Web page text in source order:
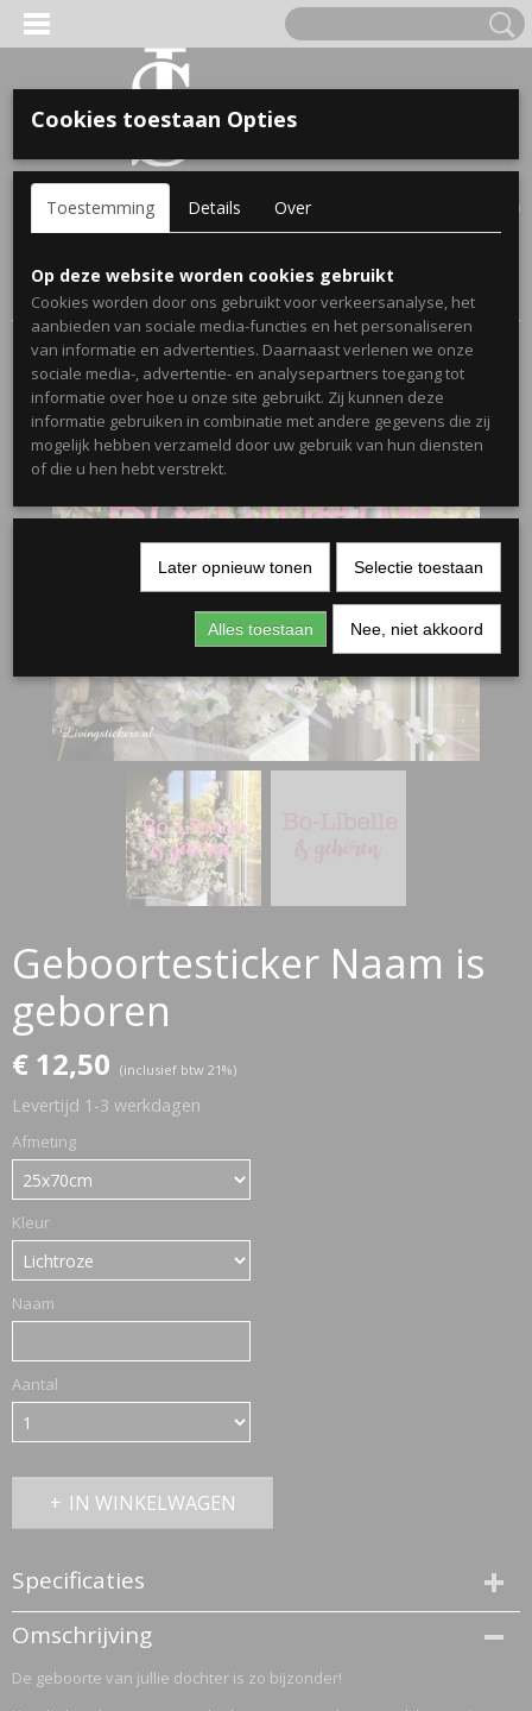
Inloggen Registreren
(0)
Home >Webshop>Stickers>Geboortestickers>
Geboortesticker Naam is geboren
Geboortesticker Naam is
geboren
€ 12,50 (inclusief btw 21%)
Levertijd 1-3 werkdagen
Afmeting
Kleur
Naam
Aantal
IN WINKELWAGEN
Specificaties
Productcode
2838-1821
Omschrijving
De geboorte van jullie dochter is zo bijzonder!
VOOR KINDEREN
OPA & OMA.
NAAM EN GEBOORTEJAAR
Cookies toestaan Opties
Toestemming Details Over
Op deze website worden cookies gebruikt
Cookies worden door ons gebruikt voor verkeersanalyse, het
aanbieden van sociale media-functies en het personaliseren
van informatie en advertenties. Daarnaast verlenen we onze
sociale media-, advertentie- en analysepartners toegang tot
informatie over hoe u onze site gebruikt. Zij kunnen deze
informatie gebruiken in combinatie met andere gegevens die zij
mogelijk hebben verzameld door uw gebruik van hun diensten
of die u hen hebt verstrekt.
Later opnieuw tonen Selectie toestaan
Alles toestaan Nee, niet akkoord